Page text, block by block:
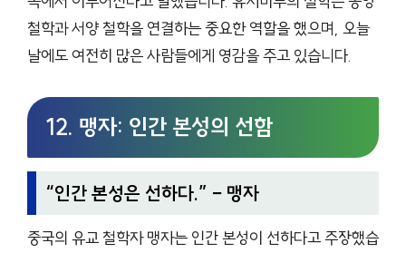
철학과 서양 철학을 연결하는 중요한 역할을 했으며, 오늘
날에도 여전히 많은 사람들에게 영감을 주고 있습니다.
12. 맹자: 인간 본성의 선함
“인간 본성은 선하다.” – 맹자
중국의 유교 철학자 맹자는 인간 본성이 선하다고 주장했습